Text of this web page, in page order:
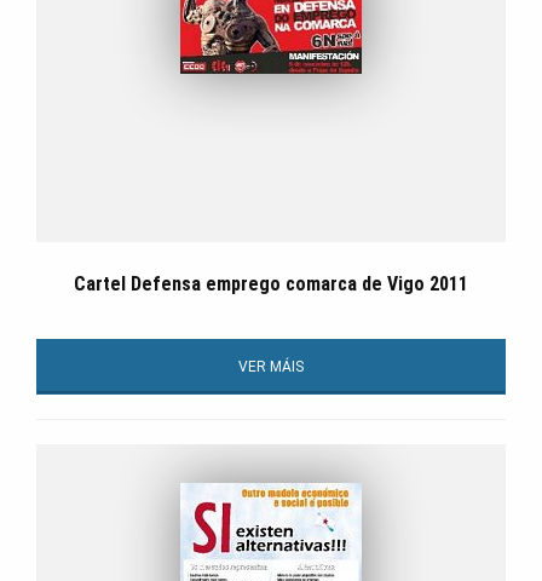
Cartel Defensa emprego comarca de Vigo 2011
VER MÁIS